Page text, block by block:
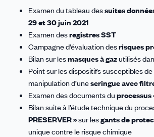
Examen du tableau dessuites
29 et 30 juin 2021
Examen desregistres SST
Campagne d’évaluation desrisques
Bilan sur lesmasques à gazutilisés
Point sur les dispositifs susceptibles
manipulation d’uneseringue avec
Examen des documents du processus
Bilan suite à l’étude technique du
PRESERVER »sur lesgants de
unique contre le risque chimique